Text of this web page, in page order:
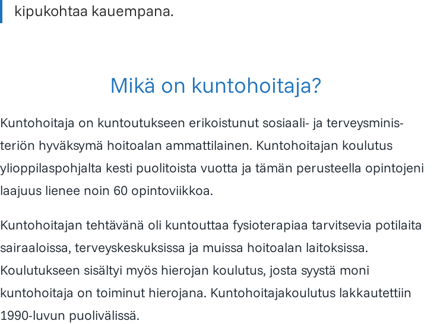
kipukohtaa kauempana.
Mikä on kuntohoitaja?
Kuntohoitaja on kuntoutukseen erikoistunut sosiaali- ja terveys­minis­
teriön hyväksymä hoitoalan ammattilainen. Kuntohoitajan koulutus
ylioppilaspohjalta kesti puolitoista vuotta ja tämän perusteella opinto­jeni
laajuus lienee noin 60 opintoviikkoa.
Kuntohoitajan tehtävänä oli kuntouttaa fysioterapiaa tarvitsevia poti­laita
sairaaloissa, terveyskeskuksissa ja muissa hoitoalan laitoksissa.
Koulutukseen sisältyi myös hierojan koulutus, josta syystä moni
kuntohoitaja on toiminut hierojana. Kuntohoitajakoulutus lakkautettiin
1990-luvun puolivälissä.